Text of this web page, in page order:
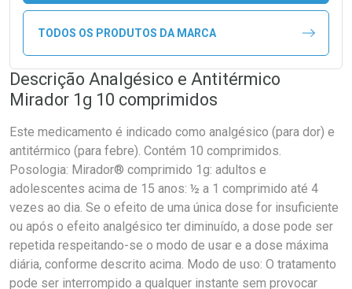
TODOS OS PRODUTOS DA MARCA
Descrição Analgésico e Antitérmico
Mirador 1g 10 comprimidos
Este medicamento é indicado como analgésico (para dor) e
antitérmico (para febre). Contém 10 comprimidos.
Posologia: Mirador® comprimido 1g: adultos e
adolescentes acima de 15 anos: ½ a 1 comprimido até 4
vezes ao dia. Se o efeito de uma única dose for insuficiente
ou após o efeito analgésico ter diminuído, a dose pode ser
repetida respeitando-se o modo de usar e a dose máxima
diária, conforme descrito acima. Modo de uso: O tratamento
pode ser interrompido a qualquer instante sem provocar